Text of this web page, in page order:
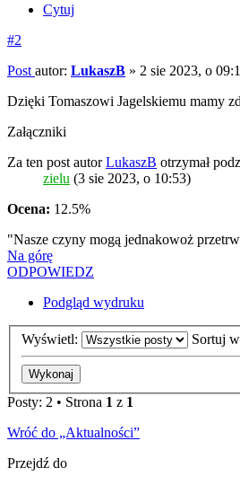
Cytuj
#2
Post autor: LukaszB » 2 sie 2023, o
Dzięki Tomaszowi Jagelskiemu mamy
Załączniki
Za ten post autorLukaszB otrzymał
zielu (3 sie 2023, o 10:53)
Ocena: 12.5%
"Nasze czyny mogą jednakowoż
Na górę
ODPOWIEDZ
Podgląd wydruku
Wyświetl: Sortuj
Posty: 2 • Strona 1 z 1
Wróć do „Aktualności”
Przejdź do